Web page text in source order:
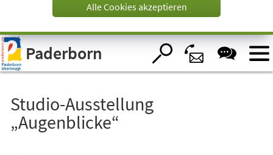
Visuelle
Assistenzsoftware
öffnen.
Alle Cookies akzeptieren
Paderborn
Studio-Ausstellung
„Augenblicke“